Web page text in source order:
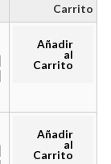
Carrito
Añadir
al
Carrito
Añadir
al
Carrito